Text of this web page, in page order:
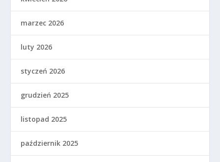
marzec 2026
luty 2026
styczeń 2026
grudzień 2025
listopad 2025
październik 2025